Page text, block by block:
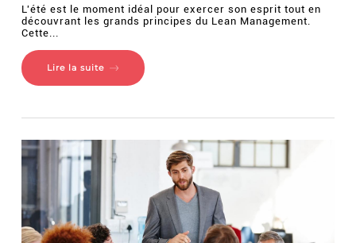
L'été est le moment idéal pour exercer son esprit tout en
découvrant les grands principes du Lean Management.
Cette...
Lire la suite